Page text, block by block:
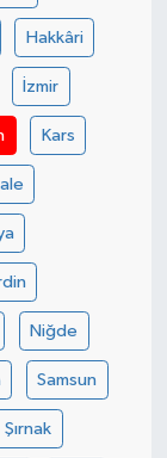
Hakkâri
İzmir
Kars
Niğde
Samsun
Şırnak